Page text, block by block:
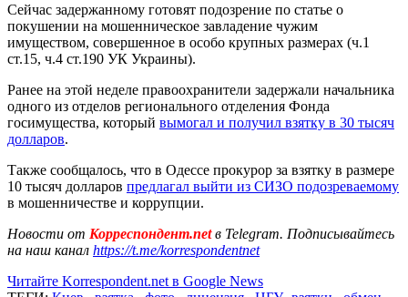
Сейчас задержанному готовят подозрение по статье о
покушении на мошенническое завладение чужим
имуществом, совершенное в особо крупных размерах (ч.1
ст.15, ч.4 ст.190 УК Украины).
Ранее на этой неделе правоохранители задержали начальника
одного из отделов регионального отделения Фонда
госимущества, который вымогал и получил взятку в 30 тысяч
долларов.
Также сообщалось, что в Одессе прокурор за взятку в размере
10 тысяч долларов предлагал выйти из СИЗО подозреваемому
в мошенничестве и коррупции.
Новости от Корреспондент.netв Telegram. Подписывайтесь
на наш канал https://t.me/korrespondentnet
Читайте Korrespondent.net в Google News